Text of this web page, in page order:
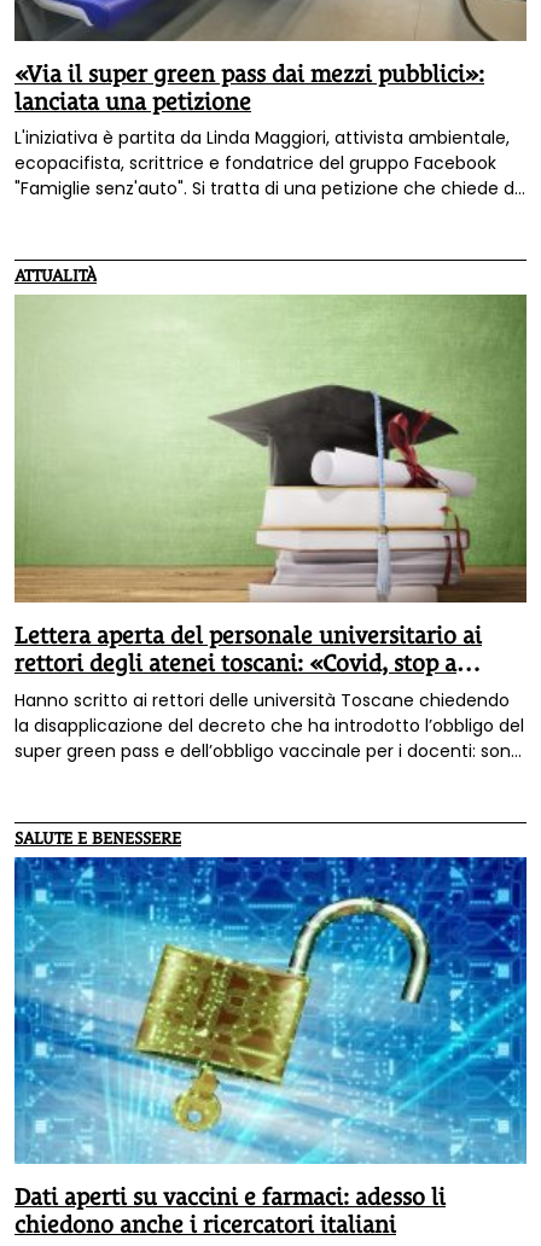
«Via il super green pass dai mezzi pubblici»:
lanciata una petizione
L'iniziativa è partita da Linda Maggiori, attivista ambientale,
ecopacifista, scrittrice e fondatrice del gruppo Facebook
"Famiglie senz'auto". Si tratta di una petizione che chiede di
ATTUALITÀ
Lettera aperta del personale universitario ai
rettori degli atenei toscani: «Covid, stop a
obblighi vaccinali e super green pass»
Hanno scritto ai rettori delle università Toscane chiedendo
la disapplicazione del decreto che ha introdotto l’obbligo del
super green pass e dell’obbligo vaccinale per i docenti: sono
la «pericolosa frattura sociale» creatasi nel nostro paese. E
fa sentire la sua voce anche il rettore del Politecnico di
Torino.
SALUTE E BENESSERE
Dati aperti su vaccini e farmaci: adesso li
chiedono anche i ricercatori italiani